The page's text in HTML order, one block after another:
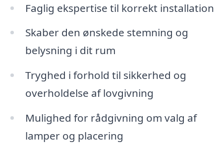
Faglig ekspertise til korrekt installation
Skaber den ønskede stemning og
belysning i dit rum
Tryghed i forhold til sikkerhed og
overholdelse af lovgivning
Mulighed for rådgivning om valg af
lamper og placering